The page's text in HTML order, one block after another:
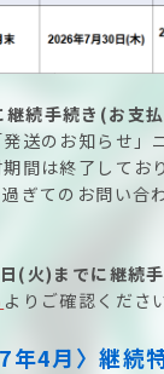
続手続き(お支
送のお知らせ」
間は終了してお
ぎてのお問い
火)までに継続
よりご確認くださ
4月〉継続